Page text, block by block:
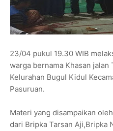
23/04 pukul 19.30 WIB
warga bernama Khasan jalan
Kelurahan Bugul Kidul
Pasuruan.
Materi yang disampaikan
dari Bripka Tarsan Aji,Bripka